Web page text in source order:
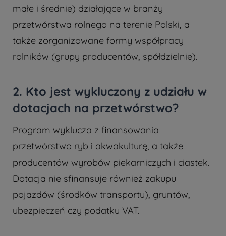
małe i średnie) działające w branży
przetwórstwa rolnego na terenie Polski, a
także zorganizowane formy współpracy
rolników (grupy producentów, spółdzielnie).
2. Kto jest wykluczony z udziału w
dotacjach na przetwórstwo?
Program wyklucza z finansowania
przetwórstwo ryb i akwakulturę, a także
producentów wyrobów piekarniczych i ciastek.
Dotacja nie sfinansuje również zakupu
pojazdów (środków transportu), gruntów,
ubezpieczeń czy podatku VAT.